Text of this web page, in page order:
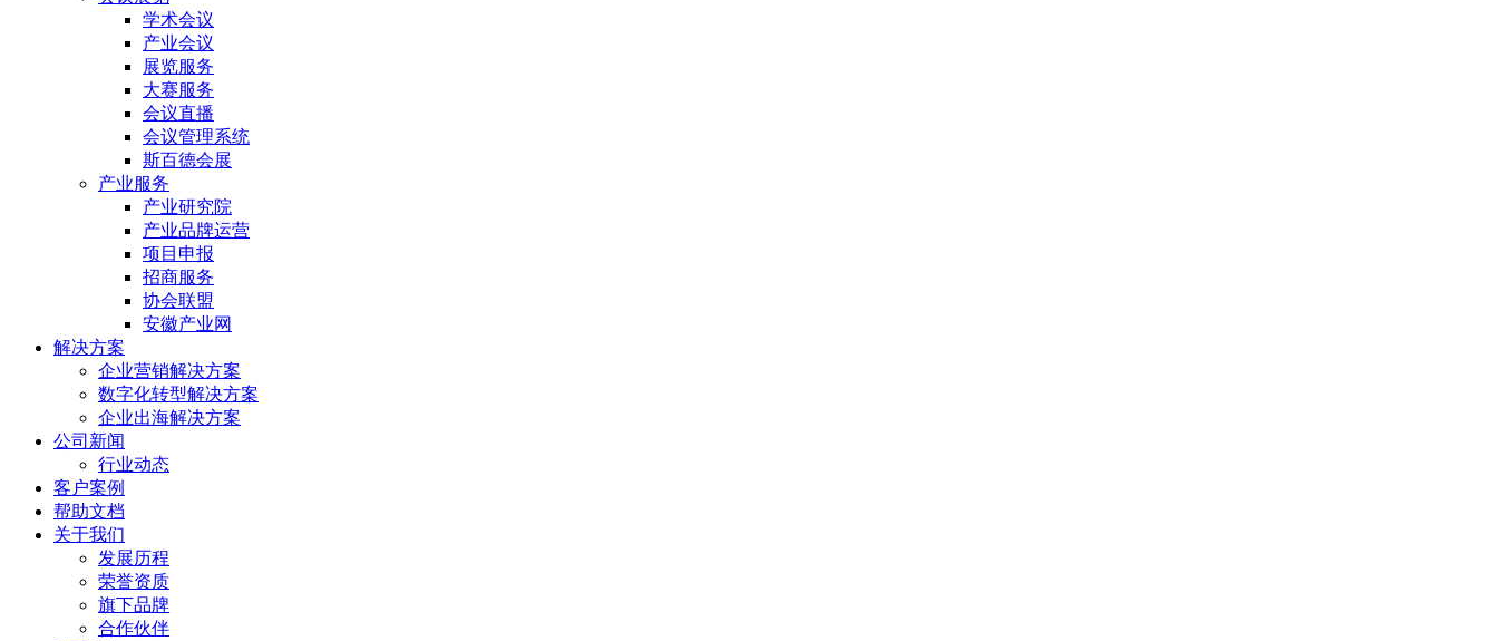
学术会议
产业会议
展览服务
大赛服务
会议直播
会议管理系统
斯百德会展
产业服务
产业研究院
产业品牌运营
项目申报
招商服务
协会联盟
安徽产业网
解决方案
企业营销解决方案
数字化转型解决方案
企业出海解决方案
公司新闻
行业动态
客户案例
帮助文档
关于我们
发展历程
荣誉资质
旗下品牌
合作伙伴